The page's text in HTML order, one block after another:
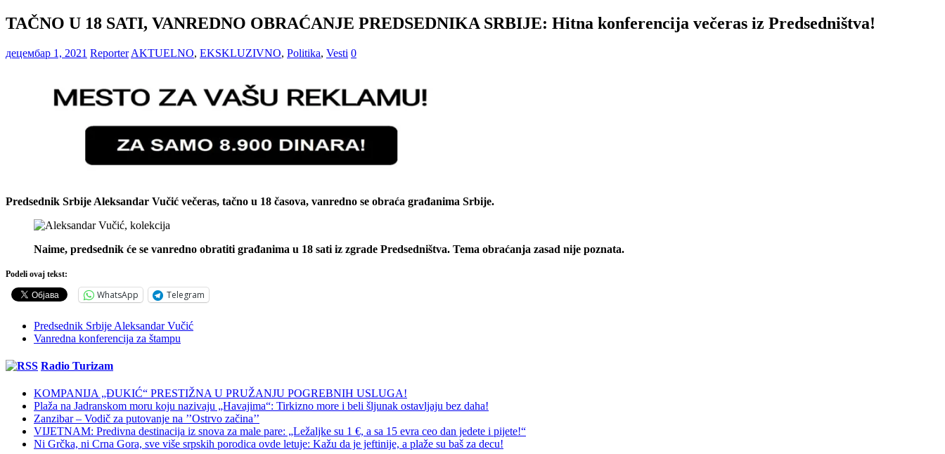
TAČNO U 18 SATI, VANREDNO OBRAĆANJE PREDSEDNIKA SRBIJE: Hitna konferencija večeras iz Predsedništva!
децембар 1, 2021 Reporter AKTUELNO, EKSKLUZIVNO, Politika, Vesti 0
Predsednik Srbije Aleksandar Vučić večeras, tačno u 18 časova, vanredno se obraća građanima Srbije.
Naime, predsednik će se vanredno obratiti građanima u 18 sati iz zgrade Predsedništva. Tema obraćanja zasad nije poznata.
Podeli ovaj tekst:
WhatsApp Telegram
Predsednik Srbije Aleksandar Vučić
Vanredna konferencija za štampu
Radio Turizam
KOMPANIJA „ĐUKIĆ“ PRESTIŽNA U PRUŽANJU POGREBNIH USLUGA!
Plaža na Jadranskom moru koju nazivaju „Havajima“: Tirkizno more i beli šljunak ostavljaju bez daha!
Zanzibar – Vodič za putovanje na ’’Ostrvo začina’’
VIJETNAM: Predivna destinacija iz snova za male pare: „Ležaljke su 1 €, a sa 15 evra ceo dan jedete i pijete!“
Ni Grčka, ni Crna Gora, sve više srpskih porodica ovde letuje: Kažu da je jeftinije, a plaže su baš za decu!